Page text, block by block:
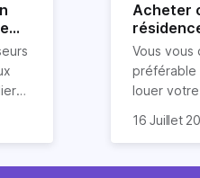
Acheter
règle
révélée
Vous vous
préférable
louer
expert en
règle
l'argent
16 Juillet